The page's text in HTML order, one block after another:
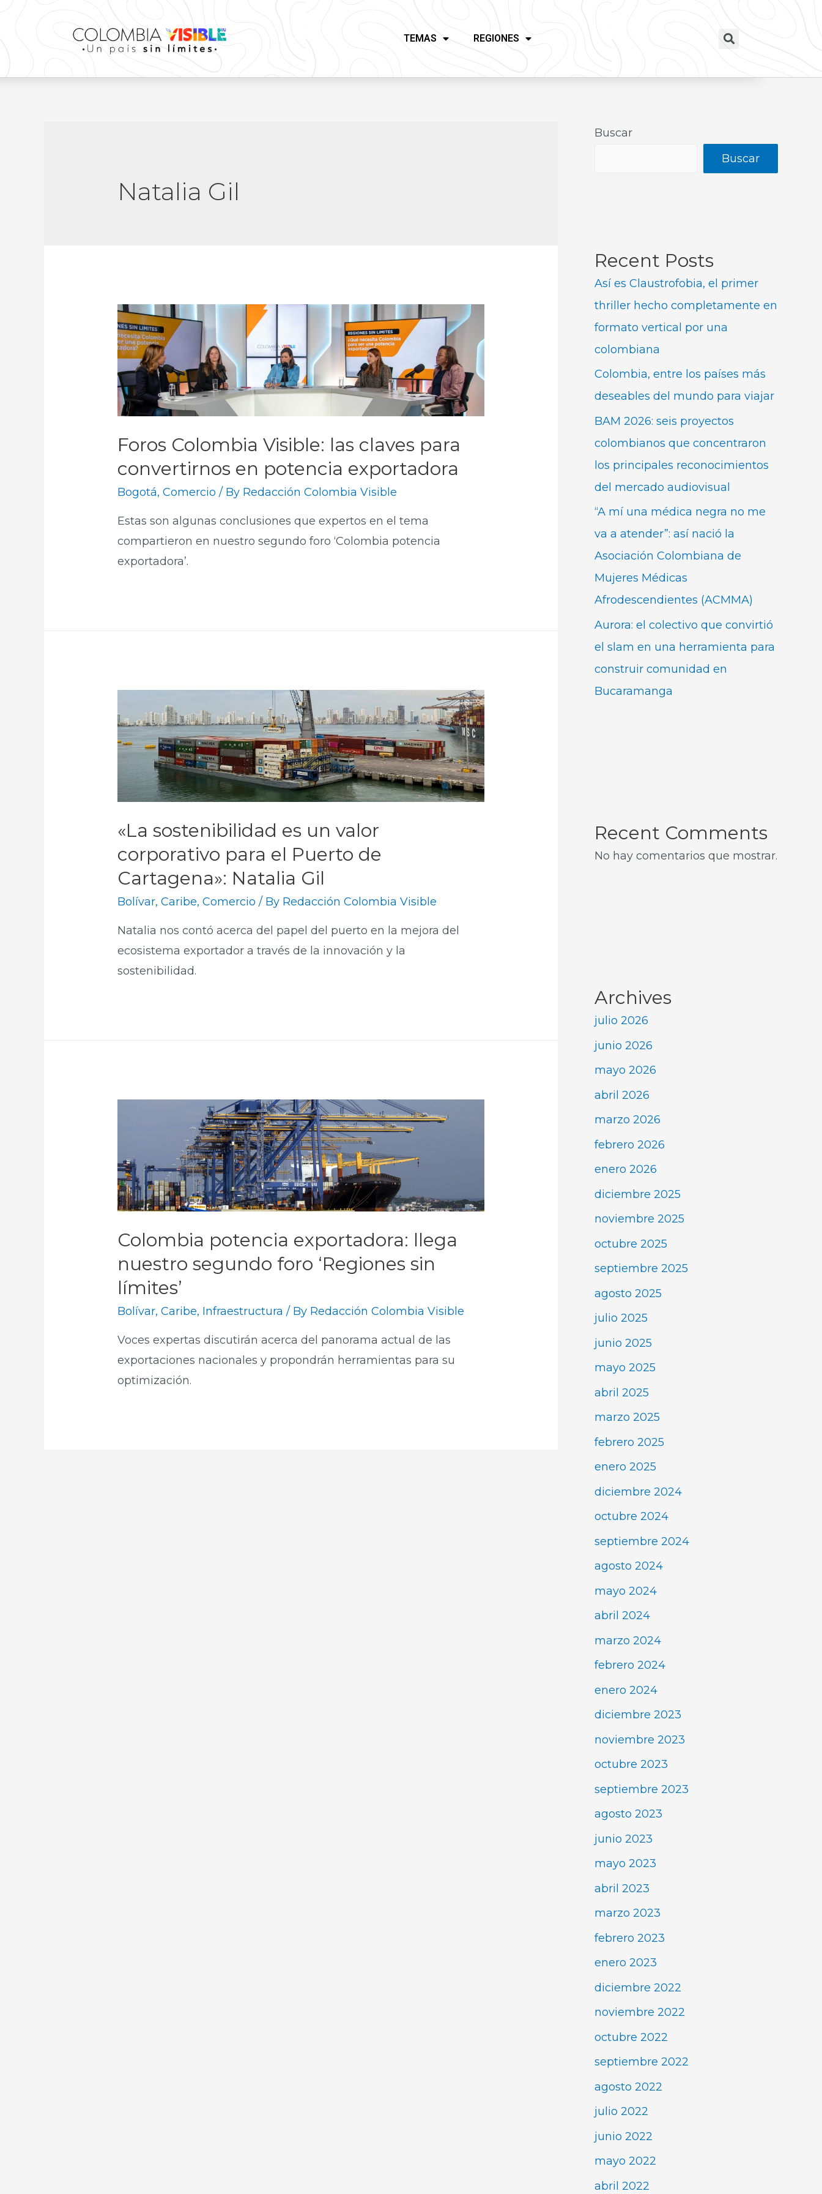
TEMAS REGIONES
Natalia Gil
Foros Colombia Visible: las claves para
convertirnos en potencia exportadora
Bogotá,Comercio / By Redacción Colombia Visible
Estas son algunas conclusiones que expertos en el tema
compartieron en nuestro segundo foro ‘Colombia potencia
exportadora’.
«La sostenibilidad es un valor
corporativo para el Puerto de
Cartagena»: Natalia Gil
Bolívar,Caribe,Comercio / By Redacción Colombia Visible
Natalia nos contó acerca del papel del puerto en la mejora del
ecosistema exportador a través de la innovación y la
sostenibilidad.
Colombia potencia exportadora: llega
nuestro segundo foro ‘Regiones sin
límites’
Bolívar,Caribe, Infraestructura / By Redacción Colombia Visible
Voces expertas discutirán acerca del panorama actual de las
exportaciones nacionales y propondrán herramientas para su
optimización.
Buscar
Buscar
Recent Posts
Así es Claustrofobia, el primer
thriller hecho completamente en
formato vertical por una
colombiana
Colombia, entre los países más
deseables del mundo para viajar
BAM 2026: seis proyectos
colombianos que concentraron
los principales reconocimientos
del mercado audiovisual
“A mí una médica negra no me
va a atender”: así nació la
Asociación Colombiana de
Mujeres Médicas
Afrodescendientes (ACMMA)
Aurora: el colectivo que convirtió
el slam en una herramienta para
construir comunidad en
Bucaramanga
Recent Comments
No hay comentarios que mostrar.
Archives
julio 2026
junio 2026
mayo 2026
abril 2026
marzo 2026
febrero 2026
enero 2026
diciembre 2025
noviembre 2025
octubre 2025
septiembre 2025
agosto 2025
julio 2025
junio 2025
mayo 2025
abril 2025
marzo 2025
febrero 2025
enero 2025
diciembre 2024
octubre 2024
septiembre 2024
agosto 2024
mayo 2024
abril 2024
marzo 2024
febrero 2024
enero 2024
diciembre 2023
noviembre 2023
octubre 2023
septiembre 2023
agosto 2023
junio 2023
mayo 2023
abril 2023
marzo 2023
febrero 2023
enero 2023
diciembre 2022
noviembre 2022
octubre 2022
septiembre 2022
agosto 2022
julio 2022
junio 2022
mayo 2022
abril 2022